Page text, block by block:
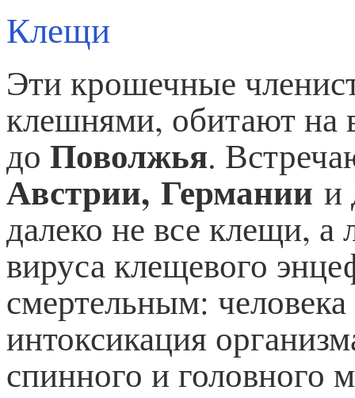
Клещи
Эти крошечные
клешнями, обитают на
до Поволжья.
Австрии, Германии и
далеко не все клещи, а
вируса клещевого
смертельным:
интоксикация
спинного и головного